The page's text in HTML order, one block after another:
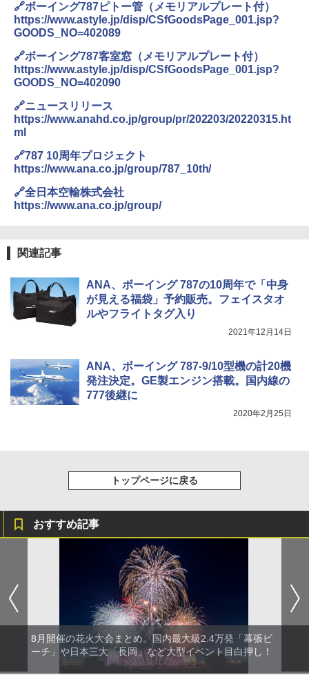
🔗ボーイング787ピトー管（メモリアルプレート付）
https://www.astyle.jp/disp/CSfGoodsPage_001.jsp?
GOODS_NO=402089
🔗ボーイング787客室窓（メモリアルプレート付）
https://www.astyle.jp/disp/CSfGoodsPage_001.jsp?
GOODS_NO=402090
🔗ニュースリリース
https://www.anahd.co.jp/group/pr/202203/20220315.ht
ml
🔗787 10周年プロジェクト
https://www.ana.co.jp/group/787_10th/
🔗全日本空輸株式会社
https://www.ana.co.jp/group/
関連記事
ANA、ボーイング 787の10周年で「中身
が見える福袋」予約販売。フェイスタオ
ルやフライトタグ入り
2021年12月14日
ANA、ボーイング 787-9/10型機の計20機
発注決定。GE製エンジン搭載。国内線の
777後継に
2020年2月25日
トップページに戻る
おすすめ記事
8月開催の花火大会まとめ。国内最大級2.4万発「幕張ビ
ーチ」や日本三大「長岡」など大型イベント目白押し！